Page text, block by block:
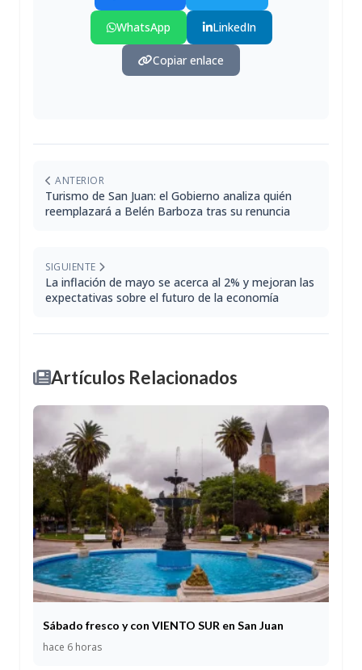
WhatsApp LinkedIn
Copiar enlace
ANTERIOR
Turismo de San Juan: el Gobierno analiza quién
reemplazará a Belén Barboza tras su renuncia
SIGUIENTE
La inflación de mayo se acerca al 2% y mejoran las
expectativas sobre el futuro de la economía
Artículos Relacionados
Sábado fresco y con VIENTO SUR en San Juan
hace 6 horas